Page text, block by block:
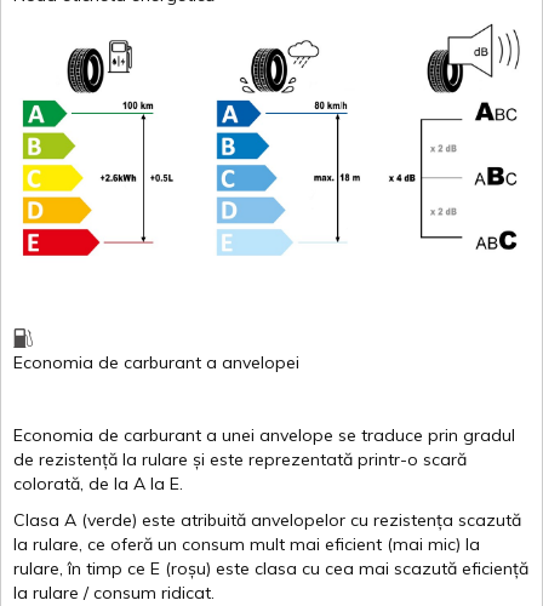
Economia de carburant a anvelopei
Economia de carburant a unei anvelope se traduce prin gradul
de rezistență la rulare și este reprezentată printr-o scară
colorată, de la A la E.
Clasa A (verde) este atribuită anvelopelor cu rezistența scazută
la rulare, ce oferă un consum mult mai eficient (mai mic) la
rulare,în timp ce E (roșu) este clasa cu cea mai scazută eficiență
la rulare /consum ridicat.